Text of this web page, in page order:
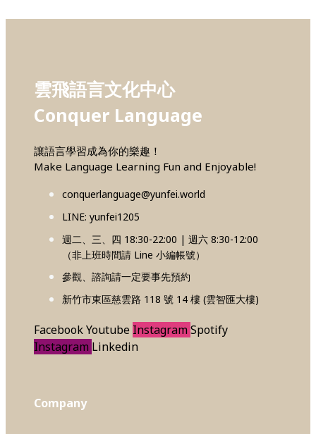
雲飛語言文化中心
Conquer Language
讓語言學習成為你的樂趣！
Make Language Learning Fun and Enjoyable!
conquerlanguage@yunfei.world
LINE: yunfei1205
週二、三、四 18:30-22:00 | 週六 8:30-12:00
（非上班時間請 Line 小編帳號）
參觀、諮詢請一定要事先預約
新竹市東區慈雲路 118 號 14 樓 (雲智匯大樓)
FacebookYoutube InstagramSpotify
Instagram Linkedin
Company